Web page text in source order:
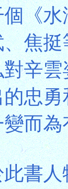
《
焦
辛
忠
而
書